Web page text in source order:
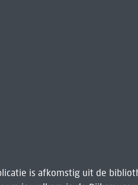
is afkomstig uit de